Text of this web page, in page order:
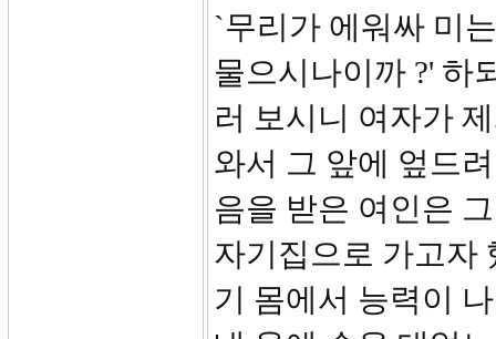
`무리가 에워싸 미
물으시나이까 ?' 하
러 보시니 여자가
와서 그 앞에 엎드
음을 받은 여인은
자기집으로 가고자
기 몸에서 능력이